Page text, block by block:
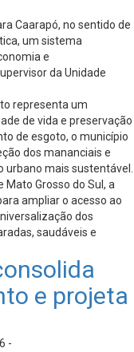
Caarapó, no sentido de
um sistema
e
da Unidade
representa um
de vida e preservação
de esgoto, o município
dos mananciais e
mais sustentável.
Grosso do Sul, a
ampliar o acesso ao
dos
saudáveis e
e projeta
-